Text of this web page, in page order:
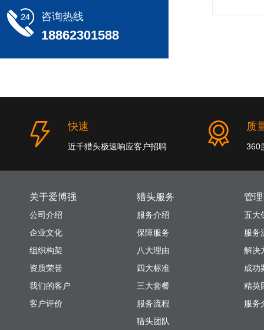
咨询热线
18862301588
快速
近千猎头极速响应客户招聘
质
360
关于爱博强
公司介绍
企业文化
组织构架
资质荣誉
我们的客户
客户评价
猎头服务
服务介绍
保障服务
八大理由
四大标准
三大套餐
服务流程
猎头团队
管
五大
服务
解决
成功
精英
服务